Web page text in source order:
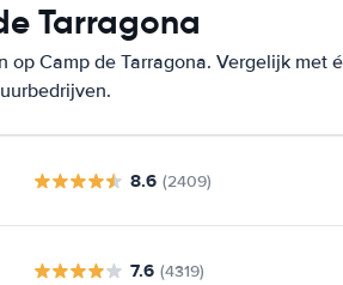
Tarragona
Camp de Tarragona. Vergelijk met
8.6 (2409)
7.6 (4319)